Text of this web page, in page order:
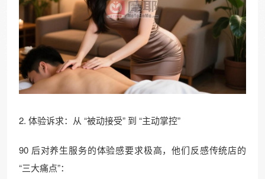
2. 体验诉求：从 “被动接受” 到 “主动掌控”​
90 后对养生服务的体验感要求极高，他们反感传统店的
“三大痛点”：​